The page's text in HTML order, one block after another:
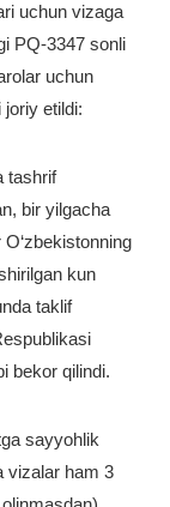
uchun vizaga
PQ-3347 sonli
uchun
etildi:
tashrif
bir yilgacha
kun
taklif
bekor qilindi.
sayyohlik
vizalar ham 3